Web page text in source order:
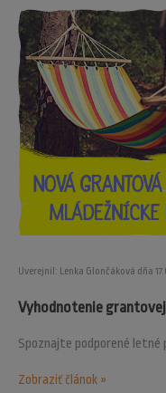
Uverejnil: Lenka Glončáková dňa
Vyhodnotenie
Spoznajte podporené letné
Zobraziť článok »